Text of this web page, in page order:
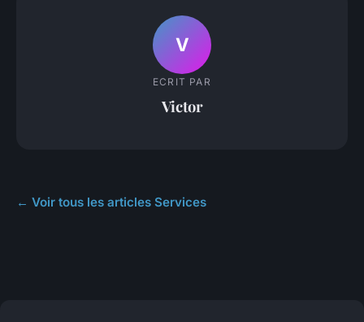
V
ECRIT PAR
Victor
← Voir tous les articles Services